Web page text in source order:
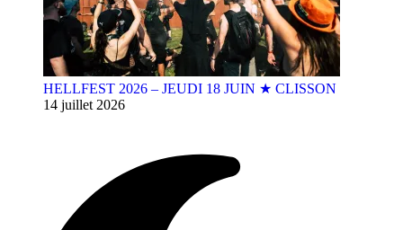
HELLFEST 2026 – JEUDI 18 JUIN ★ CLISSON
14 juillet 2026